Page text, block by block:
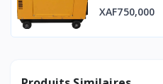
XAF750,000